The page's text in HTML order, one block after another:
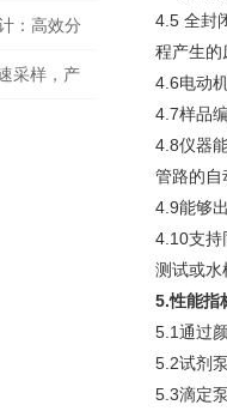
：高效分
采样，产
4.5 全封
程产生的
4.6电动
4.7样品
4.8仪器
管路的自
4.9能够
4.10支持
测试或水
5.性能指
5.1通过
5.2试剂
5.3滴定